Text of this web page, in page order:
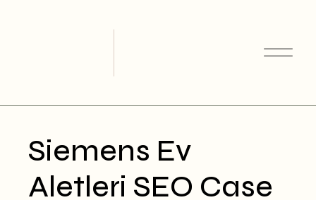
Siemens Ev
Aletleri SEO Case